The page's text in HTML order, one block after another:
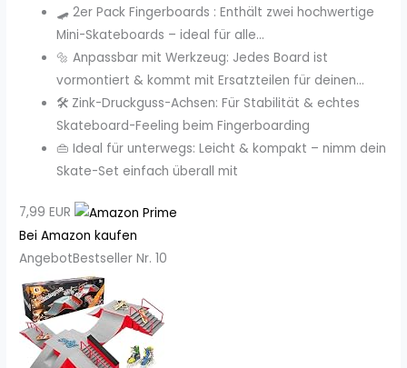
🛹 2er Pack Fingerboards : Enthält zwei hochwertige
Mini-Skateboards – ideal für alle...
🔩 Anpassbar mit Werkzeug: Jedes Board ist
vormontiert & kommt mit Ersatzteilen für deinen...
🛠️ Zink-Druckguss-Achsen: Für Stabilität & echtes
Skateboard-Feeling beim Fingerboarding
👜 Ideal für unterwegs: Leicht & kompakt – nimm dein
Skate-Set einfach überall mit
7,99 EUR
Bei Amazon kaufen
AngebotBestseller Nr. 10